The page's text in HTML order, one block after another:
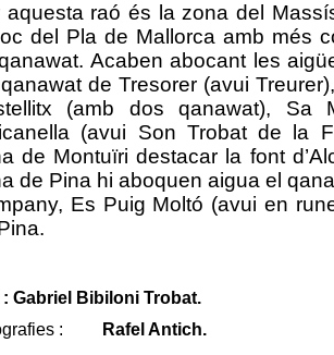
aquesta raó és la zona del
lloc del Pla de Mallorca amb més
. Acabenabocant les
qanawat de Tresorer (avui Treurer
(amb dosqanawat), Sa
(avui Son Trobatde la
de Montuïri destacar la font
de Pina hi aboquen aigua el
, Es Puig Moltó (avui en
: Gabriel Bibiloni Trobat.
: Rafel Antich.